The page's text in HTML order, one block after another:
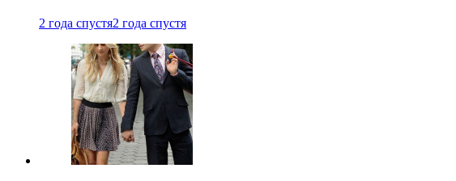
2 года спустя2 года спустя